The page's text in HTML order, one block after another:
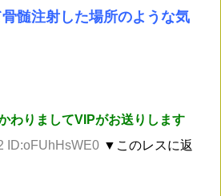
髄注射した場所のような気
わりましてVIPがお送りします
ID:oFUhHsWE0 ▼このレスに返